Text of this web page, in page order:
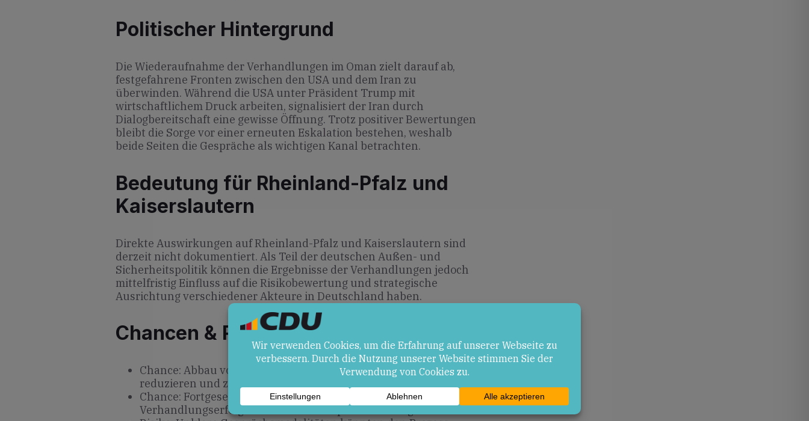
Politischer Hintergrund
Die Wiederaufnahme der Verhandlungen im Oman zielt darauf ab,
festgefahrene Fronten zwischen den USA und dem Iran zu
überwinden. Während die USA unter Präsident Trump mit
wirtschaftlichem Druck arbeiten, signalisiert der Iran durch
Dialogbereitschaft eine gewisse Öffnung. Trotz positiver Bewertungen
bleibt die Sorge vor einer erneuten Eskalation bestehen, weshalb
beide Seiten die Gespräche als wichtigen Kanal betrachten.
Bedeutung für Rheinland-Pfalz und
Kaiserslautern
Direkte Auswirkungen auf Rheinland-Pfalz und Kaiserslautern sind
derzeit nicht dokumentiert. Als Teil der deutschen Außen- und
Sicherheitspolitik können die Ergebnisse der Verhandlungen jedoch
mittelfristig Einfluss auf die Risikobewertung und strategische
Ausrichtung verschiedener Akteure in Deutschland haben.
Chancen & Risiken
Chance: Abbau von Misstrauen kann regionale Spannungen
reduzieren und zu einer nachhaltigen Deeskalation beitragen.
Chance: Fortgesetzter Dialog eröffnet Möglichkeiten für weitere
Verhandlungserfolge über sicherheitspolitische Fragen.